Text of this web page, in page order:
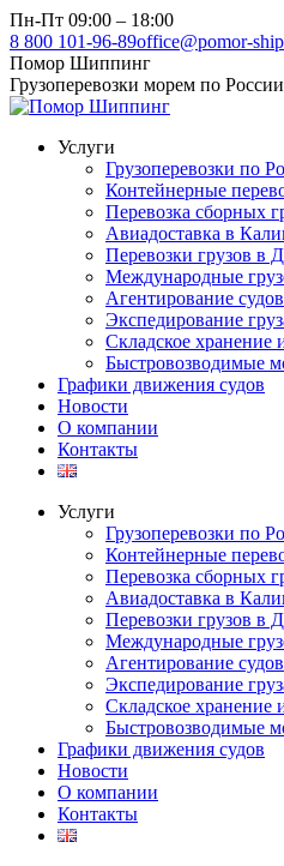
Перейти
к
содержанию
Пн-Пт 09:00 – 18:00
8 800 101-96-89office@pomor-
Помор Шиппинг
Грузоперевозки морем по
Услуги
Грузоперевозки по
Контейнерные
Перевозка сборных
Авиадоставка в
Перевозки грузов в
Международные
Агентирование судов
Экспедирование
Складское хранение
Быстровозводимые
Графики движения судов
Новости
О компании
Контакты
Услуги
Грузоперевозки по
Контейнерные
Перевозка сборных
Авиадоставка в
Перевозки грузов в
Международные
Агентирование судов
Экспедирование
Складское хранение
Быстровозводимые
Графики движения судов
Новости
О компании
Контакты